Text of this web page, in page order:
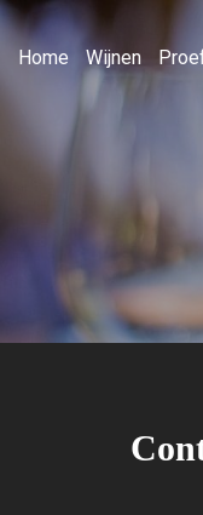
Home Wijnen